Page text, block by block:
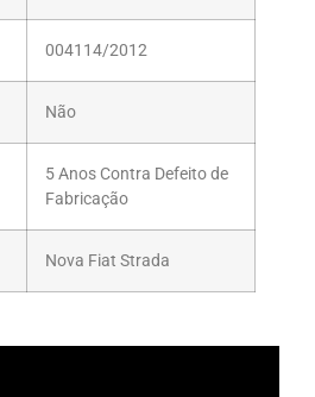
004114/2012
Não
5 Anos Contra Defeito de
Fabricação
Nova Fiat Strada